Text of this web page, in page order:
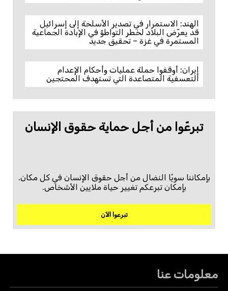
الهند: الاستمرار في تصدير الأسلحة إلى إسرائيل
قد يعرّض البلاد لخطر التواطؤ في الإبادة الجماعية
المستمرة في غزة – تحقيق جديد
إيران: أوقفوا حملة عمليات وأحكام الإعدام
التعسفية المتصاعدة التي تستهدف المحتجين
تبرعّوا من أجل حماية حقوق الإنسان
بإمكاننا سويًا النضال من أجل حقوق الإنسان في كل مكان.
بإمكان تبرعكم تغيير حياة ملايين الأشخاص.
تبرعوا الآن
معلومات عنا